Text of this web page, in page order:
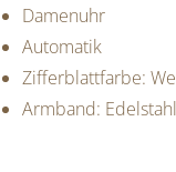
Damenuhr
Automatik
Zifferblattfarbe:
Armband: Edelstahl